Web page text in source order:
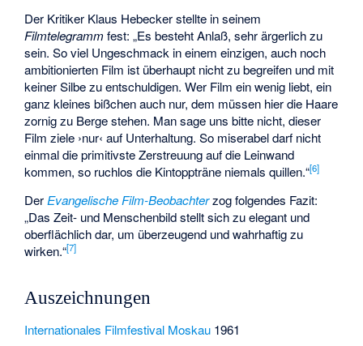
Der Kritiker Klaus Hebecker stellte in seinem
Filmtelegramm fest: „Es besteht Anlaß, sehr ärgerlich zu
sein. So viel Ungeschmack in einem einzigen, auch noch
ambitionierten Film ist überhaupt nicht zu begreifen und mit
keiner Silbe zu entschuldigen. Wer Film ein wenig liebt, ein
ganz kleines bißchen auch nur, dem müssen hier die Haare
zornig zu Berge stehen. Man sage uns bitte nicht, dieser
Film ziele ›nur‹ auf Unterhaltung. So miserabel darf nicht
einmal die primitivste Zerstreuung auf die Leinwand
kommen, so ruchlos die Kintoppträne niemals quillen.“[6]
Der Evangelische Film-Beobachterzog folgendes Fazit:
„Das Zeit- und Menschenbild stellt sich zu elegant und
oberflächlich dar, um überzeugend und wahrhaftig zu
wirken.“[7]
Auszeichnungen
Internationales Filmfestival Moskau 1961